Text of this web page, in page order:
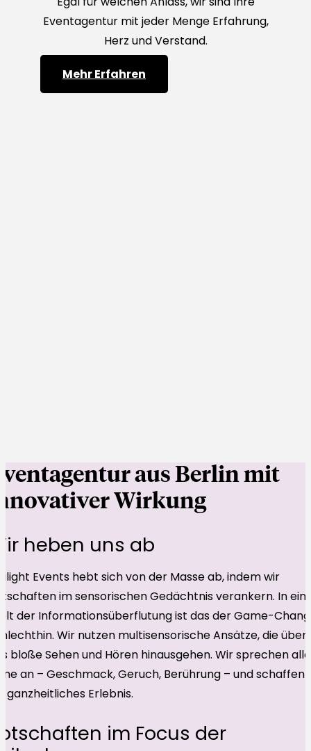
Eventagentur mit jeder Menge Erfahrung,
Herz und Verstand.
Mehr Erfahren
aus Berlin mit
Wirkung
heben uns ab
Events hebt sich von der Masse ab, indem wir
im sensorischen Gedächtnis verankern. In
der Informationsüberflutung ist das der Game-
Wir nutzen multisensorische Ansätze, die über
bloße Sehen und Hören hinausgehen. Wir sprechen alle
an – Geschmack, Geruch, Berührung – und schaffen
ganzheitliches Erlebnis.
im Focus der